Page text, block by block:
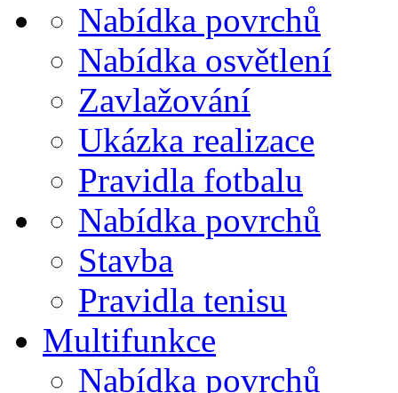
Nabídka povrchů
Nabídka osvětlení
Zavlažování
Ukázka realizace
Pravidla fotbalu
Nabídka povrchů
Stavba
Pravidla tenisu
Multifunkce
Nabídka povrchů